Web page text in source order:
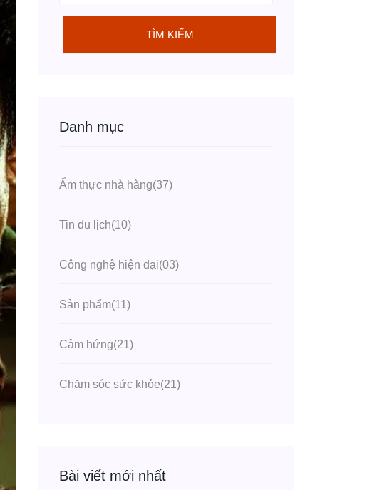
TÌM KIẾM
Danh mục
Ẩm thực nhà hàng(37)
Tin du lịch(10)
Công nghệ hiện đại(03)
Sản phẩm(11)
Cảm hứng(21)
Chăm sóc sức khỏe(21)
Bài viết mới nhất